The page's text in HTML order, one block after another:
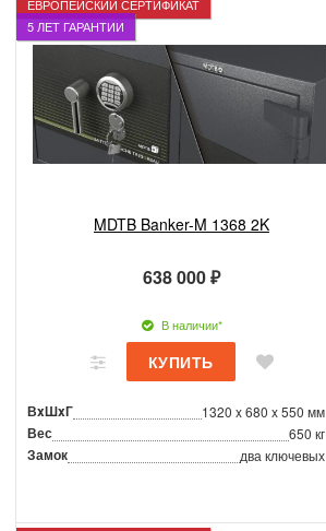
ЕВРОПЕЙСКИЙ СЕРТИФИКАТ
5 ЛЕТ ГАРАНТИИ
MDTB Banker-M 1368 2K
638 000 ₽
В наличии*
ВxШxГ 1320 x 680 x 550 мм
Вес 650 кг
Замок два ключевых